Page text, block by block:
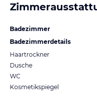
Badezimmer
Badezimmerdetails
Haartrockner
Dusche
WC
Kosmetikspiegel